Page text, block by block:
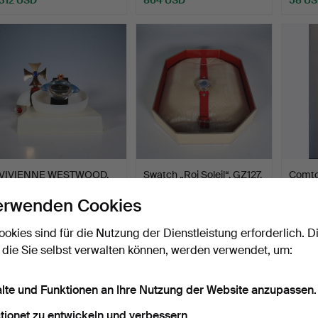
WESTWOOD.
28. Okt 2025
USD
Swatch „Roi Soleil“, GZ127,
58 USD 58
Cookies
sind für die Nutzung der Dienstleistung erforderlich.
Sie selbst verwalten können, werden verwendet, um:
und Funktionen an Ihre Nutzung der Website anzupassen.